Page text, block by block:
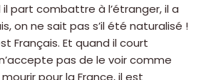
part combattre à l’étranger, il a
on ne sait pas s’il été naturalisé !
Français. Et quand il court
pas de le voir comme
pour la France, il est